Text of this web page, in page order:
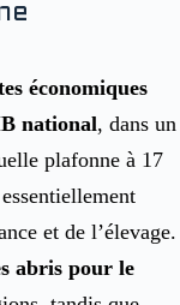
économiques
national, dans un
plafonne à 17
et de l’élevage.
abris pour le